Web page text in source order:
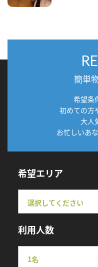
簡単
希望条
初めての方
大人
お忙しいあ
希望エリア
利用人数